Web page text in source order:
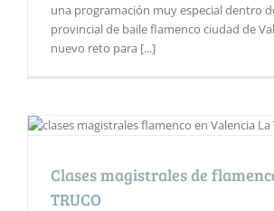
una programación muy especial dentro
provincial de baile flamenco ciudad de
nuevo reto para [...]
Clases magistrales de
TRUCO